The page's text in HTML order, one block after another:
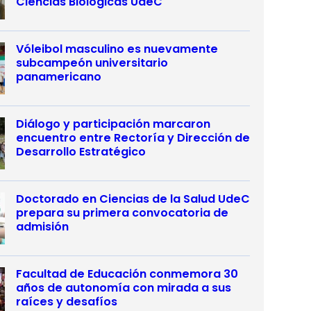
Vóleibol masculino es nuevamente
subcampeón universitario
panamericano
Diálogo y participación marcaron
encuentro entre Rectoría y Dirección de
Desarrollo Estratégico
Doctorado en Ciencias de la Salud UdeC
prepara su primera convocatoria de
admisión
Facultad de Educación conmemora 30
años de autonomía con mirada a sus
raíces y desafíos